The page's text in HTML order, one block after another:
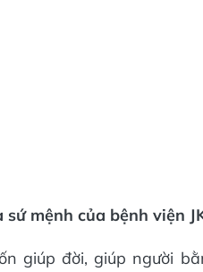
mệnh của bệnh viện
giúp đời, giúp người